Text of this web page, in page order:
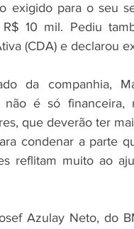
exigido para o seu
10 mil. Pediu
(CDA) e declarou
da companhia,
não é só
que deverão ter
condenar a parte
reflitam muito ao
Azulay Neto, do